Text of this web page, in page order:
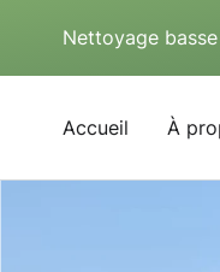
Nettoyage
Accueil À